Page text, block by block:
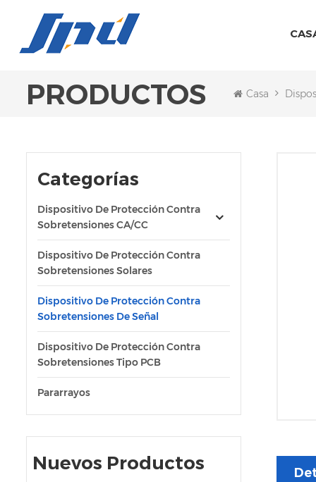
PRODUCTOS Casa
Categorías
Dispositivo De Protección Contra
Sobretensiones CA/CC
Dispositivo De Protección Contra
Sobretensiones Solares
Dispositivo De Protección Contra
Sobretensiones De Señal
Dispositivo De Protección Contra
Sobretensiones Tipo PCB
Pararrayos
Nuevos Productos